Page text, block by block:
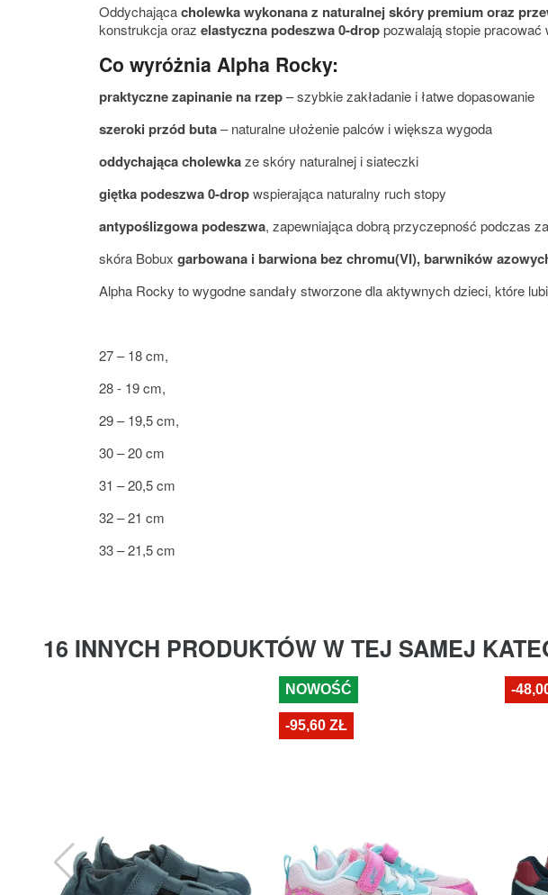
Oddychającacholewka wykonana z naturalnej skóry premium oraz
konstrukcja oraz elastyczna podeszwa 0-droppozwalają stopie
Co wyróżnia Alpha Rocky:
praktyczne zapinanie na rzep– szybkie zakładanie i łatwe dopasowanie
szeroki przód buta– naturalne ułożenie palców i większa wygoda
oddychająca cholewkaze skóry naturalnej i siateczki
giętka podeszwa 0-dropwspierająca naturalny ruch stopy
antypoślizgowa podeszwa, zapewniająca dobrą przyczepność podczas
skóra Bobux garbowana i barwiona bez chromu(VI), barwników
Alpha Rocky to wygodne sandały stworzone dla aktywnych dzieci, które
27 – 18 cm,
28 - 19 cm,
29 – 19,5 cm,
30 – 20 cm
31 – 20,5 cm
32 – 21 cm
33 – 21,5 cm
16 INNYCH PRODUKTÓW W TEJ SAMEJ
NOWOŚĆ
-95,60 ZŁ
-